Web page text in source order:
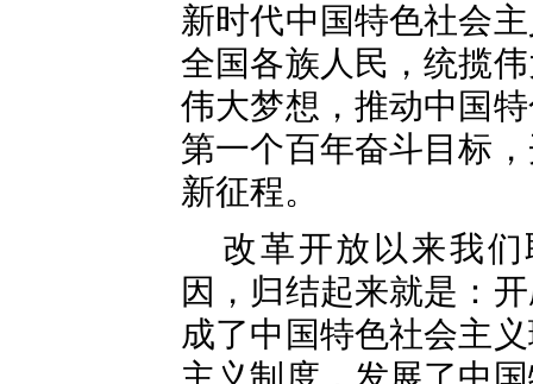
新时代中国特色社会
全国各族人民，统揽
伟大梦想，推动中国
第一个百年奋斗目标
新征程。
改革开放以来我
因，归结起来就是：
成了中国特色社会主